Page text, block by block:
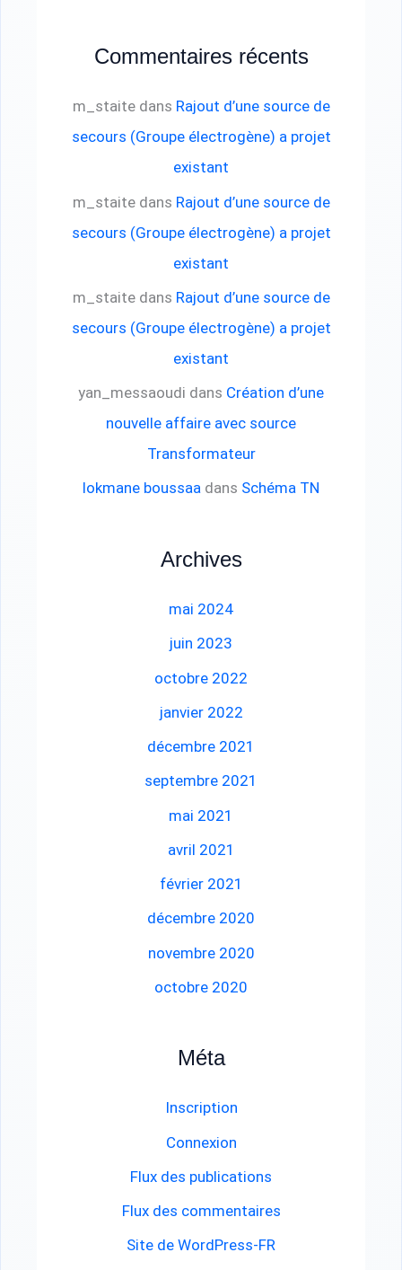
Commentaires récents
m_staitedans Rajout d’une source de
secours (Groupe électrogène) a projet
existant
m_staitedans Rajout d’une source de
secours (Groupe électrogène) a projet
existant
m_staitedans Rajout d’une source de
secours (Groupe électrogène) a projet
existant
yan_messaoudi dans Création d’une
nouvelle affaire avec source
Transformateur
lokmane boussaa dans Schéma TN
Archives
mai 2024
juin 2023
octobre 2022
janvier 2022
décembre 2021
septembre 2021
mai 2021
avril 2021
février 2021
décembre 2020
novembre 2020
octobre 2020
Méta
Inscription
Connexion
Flux des publications
Flux des commentaires
Site de WordPress-FR